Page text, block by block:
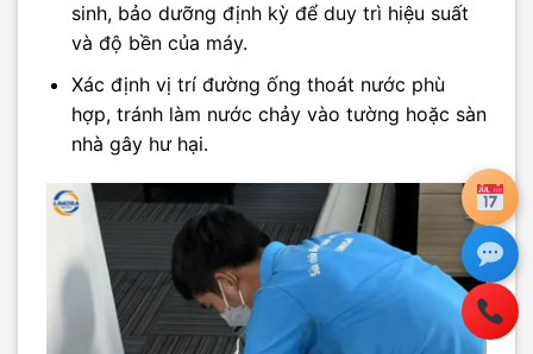
sinh, bảo dưỡng định kỳ để duy trì hiệu suất
và độ bền của máy.
Xác định vị trí đường ống thoát nước phù
hợp, tránh làm nước chảy vào tường hoặc sàn
nhà gây hư hại.